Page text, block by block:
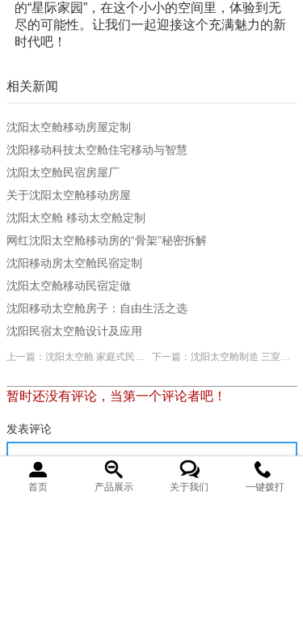
的“星际家园”，在这个小小的空间里，体验到无
尽的可能性。让我们一起迎接这个充满魅力的新
时代吧！
相关新闻
沈阳太空舱移动房屋定制
沈阳移动科技太空舱住宅移动与智慧
沈阳太空舱民宿房屋厂
关于沈阳太空舱移动房屋
沈阳太空舱 移动太空舱定制
网红沈阳太空舱移动房的“骨架”秘密拆解
沈阳移动房太空舱民宿定制
沈阳太空舱移动民宿定做
沈阳移动太空舱房子：自由生活之选
沈阳民宿太空舱设计及应用
上一篇：沈阳太空舱 家庭式民宿太空舱 下一篇：沈阳太空舱制造 三室一厅太空舱的房子
暂时还没有评论，当第一个评论者吧！
发表评论
首页 产品展示 关于我们 一键拨打